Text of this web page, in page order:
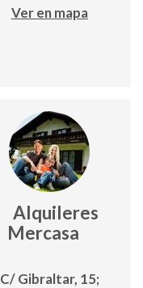
Ver en mapa
Alquileres
Mercasa
C/ Gibraltar, 15;